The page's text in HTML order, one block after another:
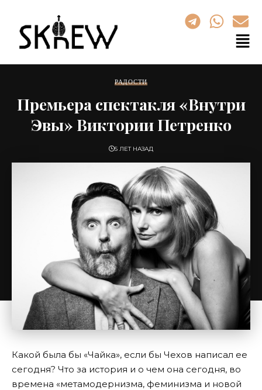
РАДОСТИ
Премьера спектакля «Внутри
Эвы» Виктории Петренко
5 ЛЕТ НАЗАД
Какой была бы «Чайка», если бы Чехов написал ее
сегодня? Что за история и о чем она сегодня, во
времена «метамодернизма, феминизма и новой